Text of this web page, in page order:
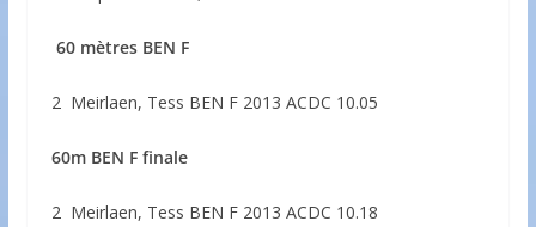
60 mètres BEN F
2 Meirlaen, Tess BEN F 2013 ACDC 10.05
60m BEN F finale
2 Meirlaen, Tess BEN F 2013 ACDC 10.18